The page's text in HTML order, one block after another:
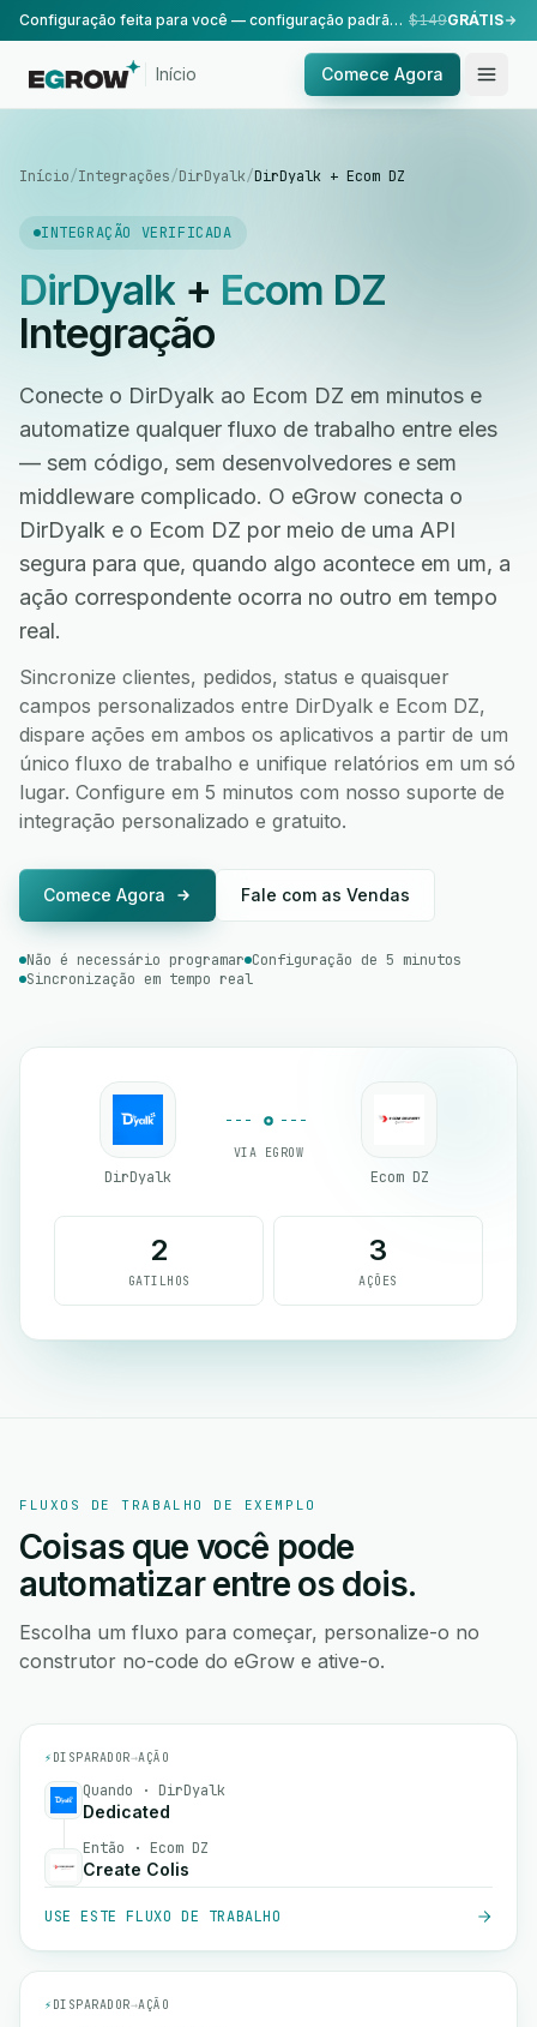
Configuração feita para você — configuração padrão, realizada pela nossa equipe. $149GRÁTIS
Início Comece Agora
Início/Integrações/DirDyalk/DirDyalk + Ecom DZ
INTEGRAÇÃO VERIFICADA
DirDyalk+ Ecom DZ
Integração
Conecte o DirDyalk ao Ecom DZ em minutos e
automatize qualquer fluxo de trabalho entre eles
— sem código, sem desenvolvedores e sem
middleware complicado. O eGrow conecta o
DirDyalk e o Ecom DZ por meio de uma API
segura para que, quando algo acontece em um, a
ação correspondente ocorra no outro em tempo
real.
Sincronize clientes, pedidos, status e quaisquer
campos personalizados entre DirDyalk e Ecom DZ,
dispare ações em ambos os aplicativos a partir de um
único fluxo de trabalho e unifique relatórios em um só
lugar. Configure em 5 minutos com nosso suporte de
integração personalizado e gratuito.
Comece Agora Fale com as Vendas
Não é necessário programar Configuração de 5 minutos
Sincronização em tempo real
DirDyalk
VIA EGROW
Ecom DZ
2
GATILHOS
3
AÇÕES
FLUXOS DE TRABALHO DE EXEMPLO
Coisas que você pode
automatizar entre os dois.
Escolha um fluxo para começar, personalize-o no
construtor no-code do eGrow e ative-o.
⚡ DISPARADOR→AÇÃO
Quando · DirDyalk
Dedicated
Então · Ecom DZ
Create Colis
USE ESTE FLUXO DE TRABALHO
⚡ DISPARADOR→AÇÃO